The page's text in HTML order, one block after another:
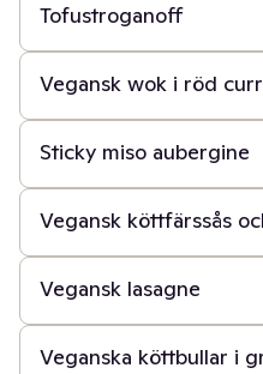
Tofustroganoff
30 min
Vegansk wok i röd
20 min
Sticky miso aubergine
40 min
Vegansk köttfärssås
50 min
Vegansk lasagne
40 min
Veganska köttbullar i